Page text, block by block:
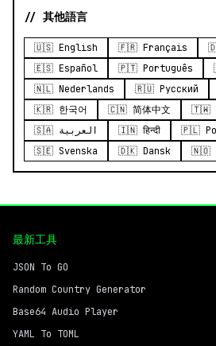
// 其他語言
🇺🇸 English 🇫🇷 Français
🇪🇸 Español
🇵🇹 Português
🇳🇱 Nederlands
🇷🇺 Русский
🇰🇷 한국어
🇨🇳 简体中文
🇹🇼
🇸🇦 العربية
🇮🇳 हिन्दी 🇵🇱
🇸🇪 Svenska
🇩🇰 Dansk 🇳🇴
最新工具
JSON To GO
Random Country Generator
Base64 Audio Player
YAML To TOML